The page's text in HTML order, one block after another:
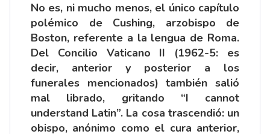
No es, ni mucho menos, el único capítulo
polémico de Cushing, arzobispo de
Boston, referente a la lengua de Roma.
Del Concilio Vaticano II (1962-5: es
decir, anterior y posterior a los
funerales mencionados) también salió
mal librado, gritando “I cannot
understand Latin”. La cosa trascendió: un
obispo, anónimo como el cura anterior,